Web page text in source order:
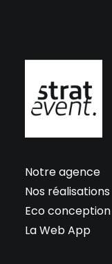
Notre agence
Nos réalisations
Eco conception
La Web App